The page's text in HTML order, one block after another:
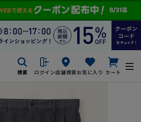
検索 ログイン店舗検索お気に入り カート